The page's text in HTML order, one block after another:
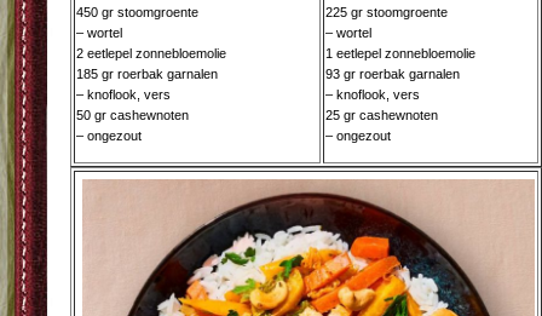
450 gr stoomgroente
– wortel
2 eetlepel zonnebloemolie
185 gr roerbak garnalen
– knoflook, vers
50 gr cashewnoten
– ongezout
225 gr stoomgroente
– wortel
1 eetlepel zonnebloemolie
93 gr roerbak garnalen
– knoflook, vers
25 gr cashewnoten
– ongezout